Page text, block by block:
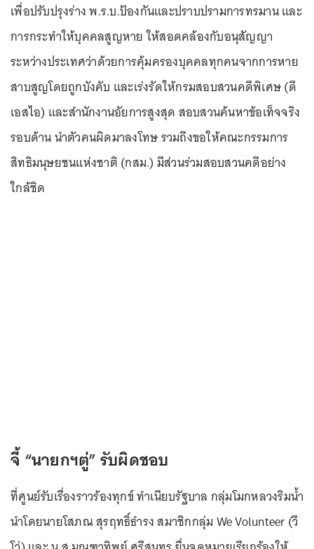
เพื่อปรับปรุงร่าง พ.ร.บ.ป้องกันและปราบปรามการทรมาน และ
การกระทำให้บุคคลสูญหาย ให้สอดคล้องกับอนุสัญญา
ระหว่างประเทศว่าด้วยการคุ้มครองบุคคลทุกคนจากการหาย
สาบสูญโดยถูกบังคับ และเร่งรัดให้กรมสอบสวนคดีพิเศษ (ดี
เอสไอ) และสำนักงานอัยการสูงสุด สอบสวนค้นหาข้อเท็จจริง
รอบด้าน นำตัวคนผิดมาลงโทษ รวมถึงขอให้คณะกรรมการ
สิทธิมนุษยชนแห่งชาติ (กสม.) มีส่วนร่วมสอบสวนคดีอย่าง
ใกล้ชิด
จี้ “นายกฯตู่” รับผิดชอบ
ที่ศูนย์รับเรื่องราวร้องทุกข์ ทำเนียบรัฐบาล กลุ่มโมกหลวงริมน้ำ
นำโดยนายโสภณ สุรฤทธิ์ธำรง สมาชิกกลุ่ม We Volunteer (วี